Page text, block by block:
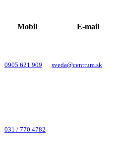
Mobil
E-mail
0905 621 909 sveda@centrum.sk
031 / 770 4782